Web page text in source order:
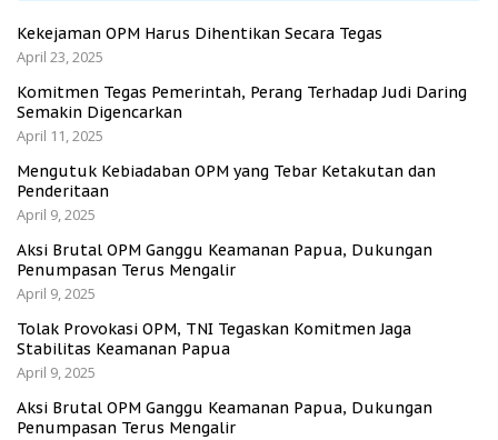
Kekejaman OPM Harus Dihentikan Secara Tegas
April 23, 2025
Komitmen Tegas Pemerintah, Perang Terhadap Judi Daring
Semakin Digencarkan
April 11, 2025
Mengutuk Kebiadaban OPM yang Tebar Ketakutan dan
Penderitaan
April 9, 2025
Aksi Brutal OPM Ganggu Keamanan Papua, Dukungan
Penumpasan Terus Mengalir
April 9, 2025
Tolak Provokasi OPM, TNI Tegaskan Komitmen Jaga
Stabilitas Keamanan Papua
April 9, 2025
Aksi Brutal OPM Ganggu Keamanan Papua, Dukungan
Penumpasan Terus Mengalir